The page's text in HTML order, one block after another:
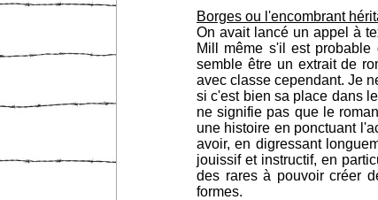
Borges ou l'encombrant
On avait lancé un appel à
Mill même s'il est probable
semble être un extrait de
avec classe cependant. Je
si c'est bien sa place dans
ne signifie pas que le
une histoire en ponctuant
avoir, en digressant
jouissif et instructif, en
des rares à pouvoir créer
formes.